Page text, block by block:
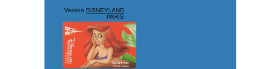
VersionDISNEYLAND
PARIS